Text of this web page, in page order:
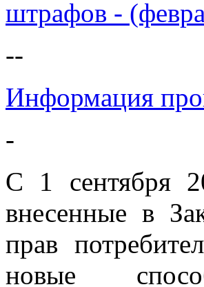
штрафов -
--
Информация
-
С 1 сентября
внесенные в
прав
новые